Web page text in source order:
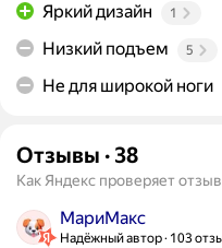
Яркий дизайн 1
Низкий подъем 5
Не для широкой ноги
Отзывы · 38
Как Яндекс проверяет
МариМакс
Надёжный автор 103